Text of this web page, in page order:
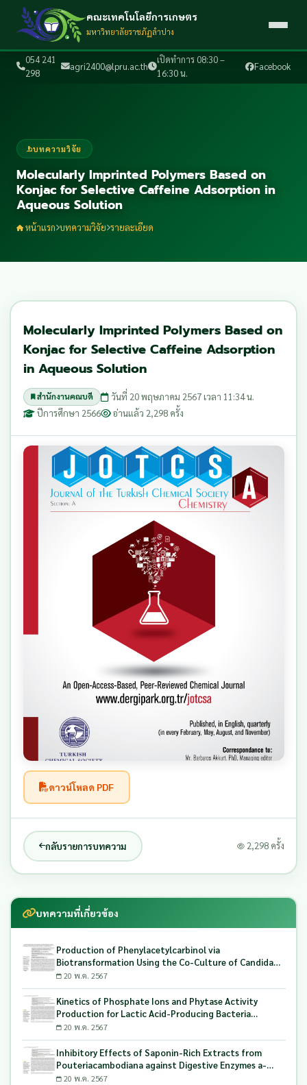
054 241
298
agri2400@lpru.ac.th
เปิดทำการ 08:30 –
16:30 น.
Facebook
คณะเทคโนโลยีการเกษตร
มหาวิทยาลัยราชภัฏลำปาง
บทความวิจัย
Molecularly Imprinted Polymers Based on
Konjac for Selective Caffeine Adsorption in
Aqueous Solution
หน้าแรก บทความวิจัย รายละเอียด
Molecularly Imprinted Polymers Based on
Konjac for Selective Caffeine Adsorption
in Aqueous Solution
สำนักงานคณบดี
วันที่ 20 พฤษภาคม 2567 เวลา 11:34 น.
ปีการศึกษา 2566
อ่านแล้ว 2,298 ครั้ง
ดาวน์โหลด PDF
กลับรายการบทความ 2,298 ครั้ง
บทความที่เกี่ยวข้อง
Production of Phenylacetylcarbinol via
Biotransformation Using the Co-Culture of Candida
tropicalis TISTR 5306 and Saccharomyces cerevisiae
TISTR 5606 as the Biocatalyst
20 พ.ค. 2567
Kinetics of Phosphate Ions and Phytase Activity
Production for Lactic Acid-Producing Bacteria
Utilizing Milling and Whitening Stages Rice Bran as
Biopolymer Substrates
20 พ.ค. 2567
Inhibitory Effects of Saponin-Rich Extracts from
Pouteriacambodiana against Digestive Enzymes a-
Glucosidase and Pancreatic Lipase
20 พ.ค. 2567